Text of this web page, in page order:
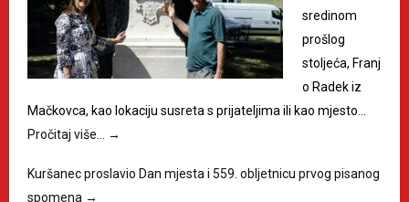
sredinom
prošlog
stoljeća, Franj
o Radek iz
Mačkovca, kao lokaciju susreta s prijateljima ili kao mjesto…
Pročitaj više…
→
Kuršanec proslavio Dan mjesta i 559. obljetnicu prvog pisanog
spomena →